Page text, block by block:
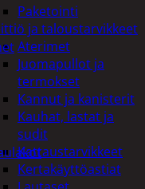
Paketointi
ja taloustarvikkeet
Aterimet
Juomapullot ja
termokset
Kannut ja kanisterit
Kauhat, lastat ja
sudit
Kattaustarvikkeet
Kertakäyttöastiat